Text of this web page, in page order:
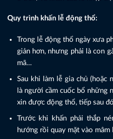
Quy trình khấn lễ động thổ:
Trong lễ động thổ ngày xưa
giản hơn, nhưng phải là con
mã…
Sau khi làm lễ gia chủ
là người cầm cuốc bổ những
xin được động thổ, tiếp sau
Trước khi khấn phải thắp
hướng rồi quay mặt vào mâm